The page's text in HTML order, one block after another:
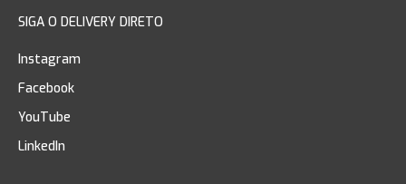
SIGA O DELIVERY DIRETO
Instagram
Facebook
YouTube
LinkedIn